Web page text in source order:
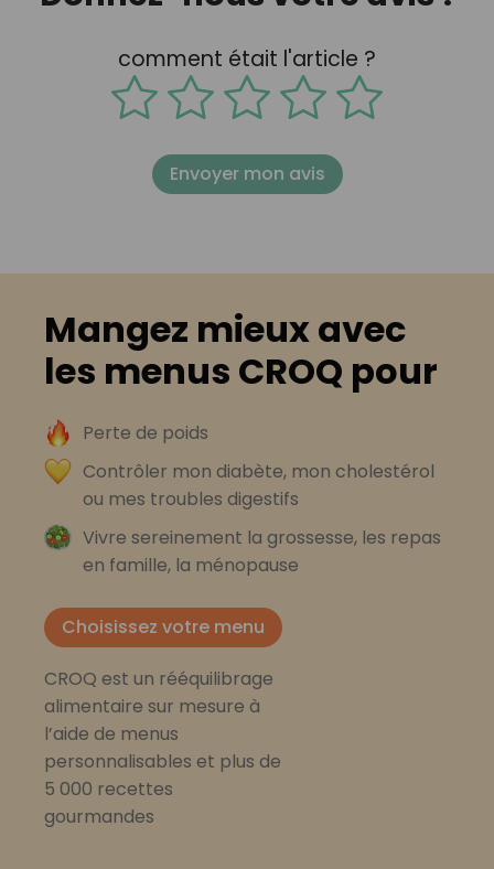
comment était l'article ?
Envoyer mon avis
Mangez mieux avec
les menus CROQ pour
Perte de poids
Contrôler mon diabète, mon cholestérol
ou mes troubles digestifs
Vivre sereinement la grossesse, les repas
en famille, la ménopause
Choisissez votre menu
CROQ est un rééquilibrage
alimentaire sur mesure à
l’aide de menus
personnalisables et plus de
5 000 recettes
gourmandes